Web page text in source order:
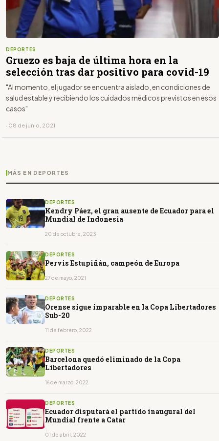
DEPORTES
Gruezo es baja de última hora en la
selección tras dar positivo para covid-19
"Al momento, el jugador se encuentra aislado, en condiciones de
salud estable y recibiendo los cuidados médicos previstos en esos
casos"
· 08 de junio, 2021
MÁS EN DEPORTES
DEPORTES
Kendry Páez, el gran ausente de Ecuador para el
Mundial de Indonesia
20 de octubre, 2023
DEPORTES
Pervis Estupiñán, campeón de Europa
27 de mayo, 2021
DEPORTES
Orense sigue imparable en la Copa Libertadores
Sub-20
11 de febrero, 2022
DEPORTES
Barcelona quedó eliminado de la Copa
Libertadores
16 de marzo, 2022
DEPORTES
Ecuador disputará el partido inaugural del
Mundial frente a Catar
01 de abril, 2022